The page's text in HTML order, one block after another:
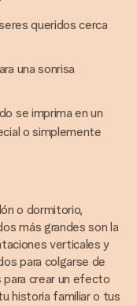
queridos cerca
una sonrisa
se imprima en un
o simplemente
o dormitorio,
más grandes son la
verticales y
para colgarse de
para crear un efecto
historia familiar o tus